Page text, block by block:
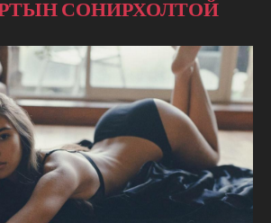
СОНИРХОЛТОЙ